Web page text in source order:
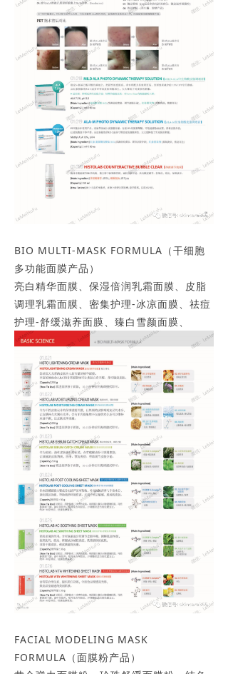
BIO MULTI-MASK FORMULA（干细胞
多功能面膜产品）
亮白精华面膜、保湿倍润乳霜面膜、皮脂
调理乳霜面膜、密集护理-冰凉面膜、祛痘
护理-舒缓滋养面膜、臻白雪颜面膜、
FACIAL MODELING MASK
FORMULA（面膜粉产品）